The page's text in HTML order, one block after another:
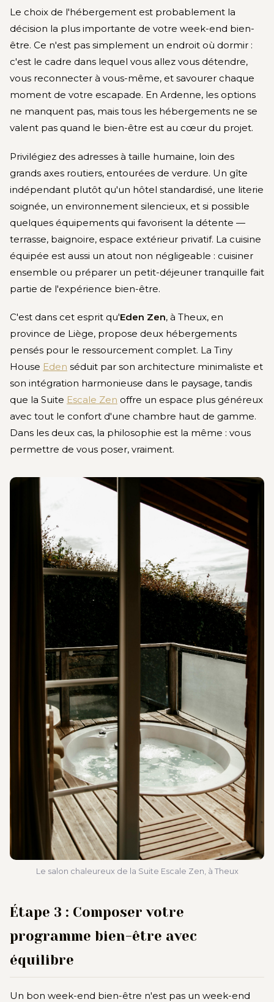
Le choix de l'hébergement est probablement la
décision la plus importante de votre week-end bien-
être. Ce n'est pas simplement un endroit où dormir :
c'est le cadre dans lequel vous allez vous détendre,
vous reconnecter à vous-même, et savourer chaque
moment de votre escapade. En Ardenne, les options
ne manquent pas, mais tous les hébergements ne se
valent pas quand le bien-être est au cœur du projet.
Privilégiez des adresses à taille humaine, loin des
grands axes routiers, entourées de verdure. Un gîte
indépendant plutôt qu'un hôtel standardisé, une literie
soignée, un environnement silencieux, et si possible
quelques équipements qui favorisent la détente —
terrasse, baignoire, espace extérieur privatif. La cuisine
équipée est aussi un atout non négligeable : cuisiner
ensemble ou préparer un petit-déjeuner tranquille fait
partie de l'expérience bien-être.
C'est dans cet esprit qu'Eden Zen, à Theux, en
province de Liège, propose deux hébergements
pensés pour le ressourcement complet. La Tiny
House Eden séduit par son architecture minimaliste et
son intégration harmonieuse dans le paysage, tandis
que la Suite Escale Zen offre un espace plus généreux
avec tout le confort d'une chambre haut de gamme.
Dans les deux cas, la philosophie est la même : vous
permettre de vous poser, vraiment.
Le salon chaleureux de la Suite Escale Zen, à Theux
Étape 3 : Composer votre
programme bien-être avec
équilibre
Un bon week-end bien-être n'est pas un week-end